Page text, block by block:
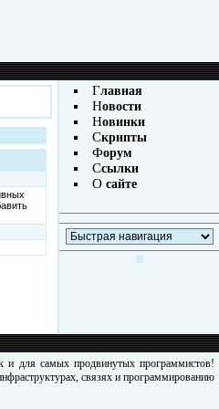
Главная
Новости
Новинки
Скрипты
Форум
Ссылки
Осайте
и для самых продвинутых программистов!
связях и программированию